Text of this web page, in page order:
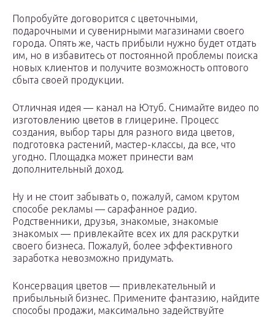
Попробуйте договорится с цветочными,
подарочными и сувенирными магазинами своего
города. Опять же, часть прибыли нужно будет отдать
им, но в избавитесь от постоянной проблемы поиска
новых клиентов и получите возможность оптового
сбыта своей продукции.
Отличная идея — канал на Ютуб. Снимайте видео по
изготовлению цветов в глицерине. Процесс
создания, выбор тары для разного вида цветов,
подготовка растений, мастер-классы, да все, что
угодно. Площадка может принести вам
дополнительный доход.
Ну и не стоит забывать о, пожалуй, самом крутом
способе рекламы — сарафанное радио.
Родственники, друзья, знакомые, знакомые
знакомых — привлекайте всех их для раскрутки
своего бизнеса. Пожалуй, более эффективного
заработка невозможно придумать.
Консервация цветов — привлекательный и
прибыльный бизнес. Примените фантазию, найдите
способы продажи, максимально задействуйте